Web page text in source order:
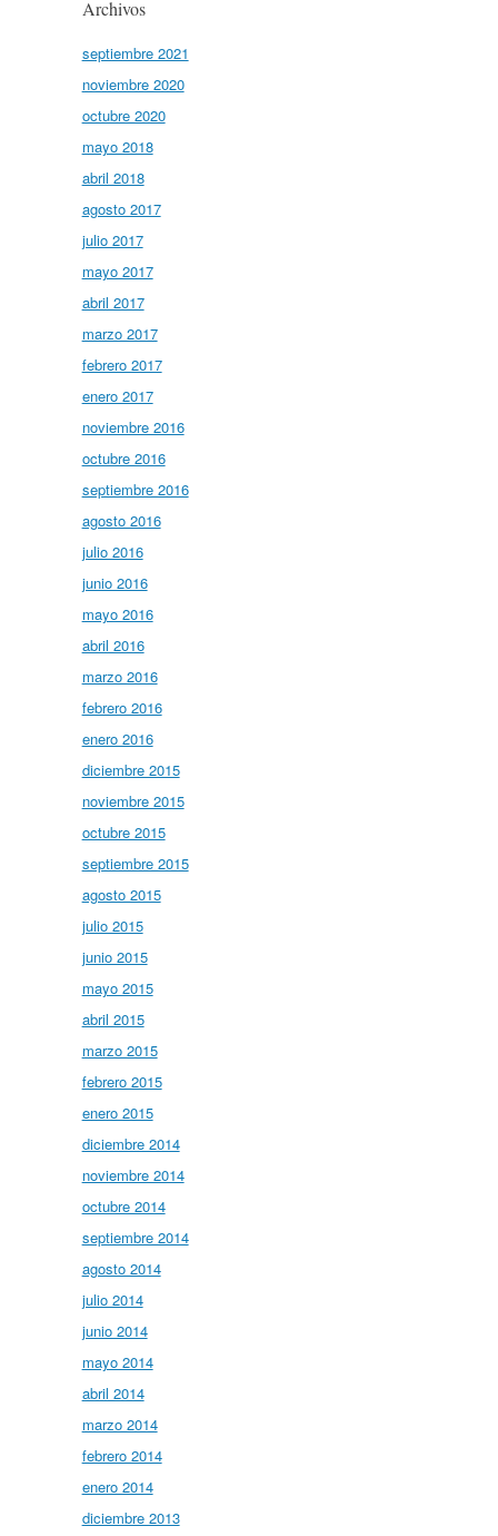
Archivos
septiembre 2021
noviembre 2020
octubre 2020
mayo 2018
abril 2018
agosto 2017
julio 2017
mayo 2017
abril 2017
marzo 2017
febrero 2017
enero 2017
noviembre 2016
octubre 2016
septiembre 2016
agosto 2016
julio 2016
junio 2016
mayo 2016
abril 2016
marzo 2016
febrero 2016
enero 2016
diciembre 2015
noviembre 2015
octubre 2015
septiembre 2015
agosto 2015
julio 2015
junio 2015
mayo 2015
abril 2015
marzo 2015
febrero 2015
enero 2015
diciembre 2014
noviembre 2014
octubre 2014
septiembre 2014
agosto 2014
julio 2014
junio 2014
mayo 2014
abril 2014
marzo 2014
febrero 2014
enero 2014
diciembre 2013